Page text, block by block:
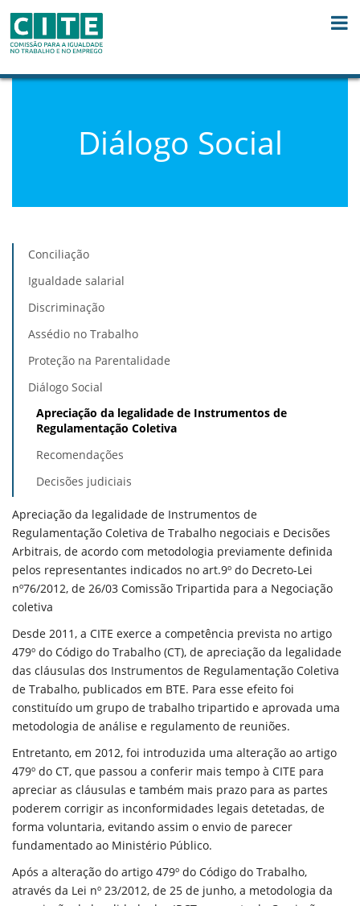
Diálogo Social
Conciliação
Igualdade salarial
Discriminação
Assédio no Trabalho
Proteção na Parentalidade
Diálogo Social
Apreciação da legalidade de Instrumentos de
Regulamentação Coletiva
Recomendações
Decisões judiciais
Apreciação da legalidade de Instrumentos de
Regulamentação Coletiva de Trabalho negociais e Decisões
Arbitrais, de acordo com metodologia previamente definida
pelos representantes indicados no art.9º do Decreto-Lei
nº76/2012, de 26/03 Comissão Tripartida para a Negociação
coletiva
Desde 2011, a CITE exerce a competência prevista no artigo
479º do Código do Trabalho (CT), de apreciação da legalidade
das cláusulas dos Instrumentos de Regulamentação Coletiva
de Trabalho, publicados em BTE. Para esse efeito foi
constituído um grupo de trabalho tripartido e aprovada uma
metodologia de análise e regulamento de reuniões.
Entretanto, em 2012, foi introduzida uma alteração ao artigo
479º do CT, que passou a conferir mais tempo à CITE para
apreciar as cláusulas e também mais prazo para as partes
poderem corrigir as inconformidades legais detetadas, de
forma voluntaria, evitando assim o envio de parecer
fundamentado ao Ministério Público.
Após a alteração do artigo 479º do Código do Trabalho,
através da Lei nº 23/2012, de 25 de junho, a metodologia da